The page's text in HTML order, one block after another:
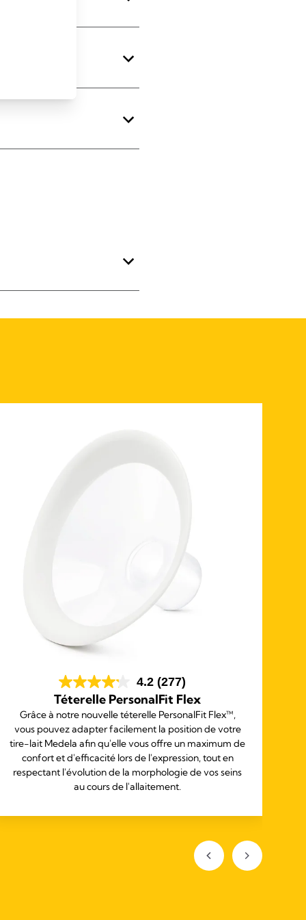
4.2 (277)
Téterelle PersonalFit Flex
Grâce à notre nouvelle téterelle PersonalFit Flex™,
vous pouvez adapter facilement la position de votre
tire-lait Medela afin qu'elle vous offre un maximum de
confort et d'efficacité lors de l'expression, tout en
respectant l'évolution de la morphologie de vos seins
au cours de l'allaitement.